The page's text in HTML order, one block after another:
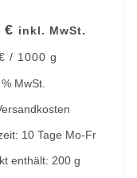
€ inkl. MwSt.
/ 1000 g
MwSt.
10 Tage Mo-Fr
enthält: 200 g